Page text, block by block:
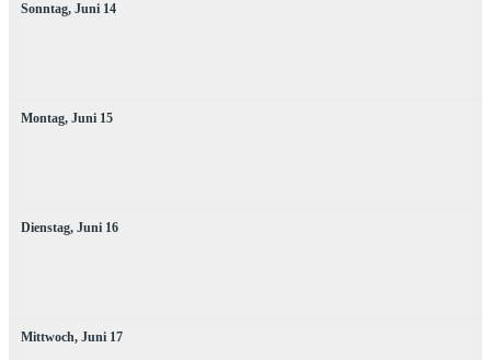
Sonntag, Juni 14
Montag, Juni 15
Dienstag, Juni 16
Mittwoch, Juni 17